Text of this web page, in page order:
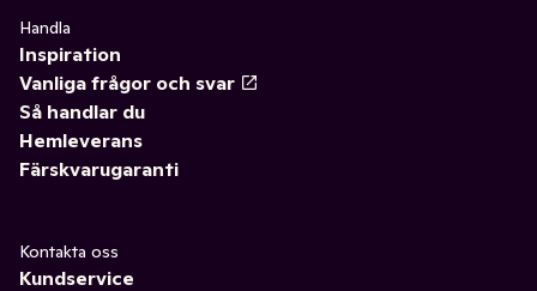
Handla
Inspiration
Vanliga frågor och svar
Så handlar du
Hemleverans
Färskvarugaranti
Kontakta oss
Kundservice